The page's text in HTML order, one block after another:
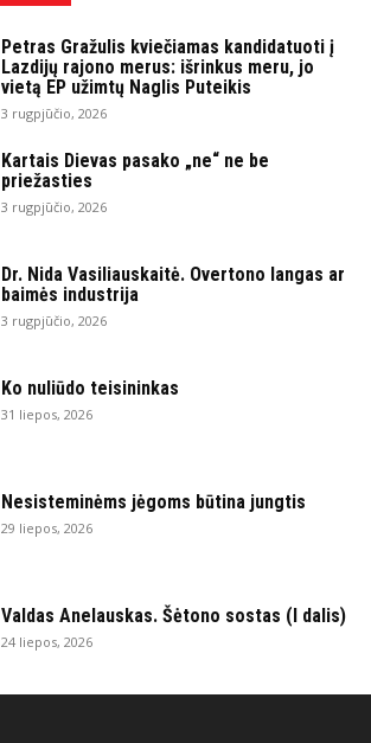
Petras Gražulis kviečiamas kandidatuoti į
Lazdijų rajono merus: išrinkus meru, jo
vietą EP užimtų Naglis Puteikis
3 rugpjūčio, 2026
Kartais Dievas pasako „ne“ ne be
priežasties
3 rugpjūčio, 2026
Dr. Nida Vasiliauskaitė. Overtono langas ar
baimės industrija
3 rugpjūčio, 2026
Ko nuliūdo teisininkas
31 liepos, 2026
Nesisteminėms jėgoms būtina jungtis
29 liepos, 2026
Valdas Anelauskas. Šėtono sostas (I dalis)
24 liepos, 2026